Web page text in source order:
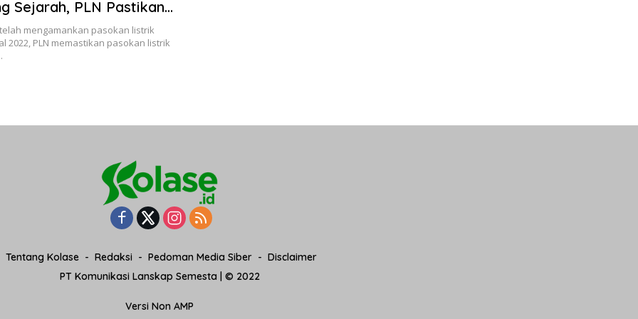
Sejarah, PLN Pastikan
Jelang Tahun Baru Aman
mengamankan pasokan listrik
2022, PLN memastikan pasokan listrik
Tentang Kolase Redaksi Pedoman Media Siber
Disclaimer
PT Komunikasi Lanskap Semesta | © 2022
Versi Non AMP